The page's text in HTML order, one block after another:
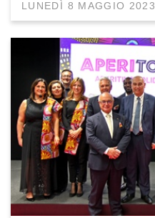
LUNEDÌ 8 MAGGIO 2023